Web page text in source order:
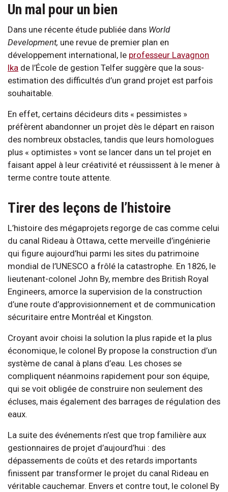
Un mal pour un bien
Dans une récente étude publiée dans World
Development, une revue de premier plan en
développement international, le professeur Lavagnon
Ika de l’École de gestion Telfer suggère que la sous-
estimation des difficultés d’un grand projet est parfois
souhaitable.
En effet, certains décideurs dits « pessimistes »
préfèrent abandonner un projet dès le départ en raison
des nombreux obstacles, tandis que leurs homologues
plus « optimistes » vont se lancer dans un tel projet en
faisant appel à leur créativité et réussissent à le mener à
terme contre toute attente.
Tirer des leçons de l’histoire
L’histoire des mégaprojets regorge de cas comme celui
du canal Rideau à Ottawa, cette merveille d’ingénierie
qui figure aujourd’hui parmi les sites du patrimoine
mondial de l’UNESCO a frôlé la catastrophe. En 1826, le
lieutenant-colonel John By, membre des British Royal
Engineers, amorce la supervision de la construction
d’une route d’approvisionnement et de communication
sécuritaire entre Montréal et Kingston.
Croyant avoir choisi la solution la plus rapide et la plus
économique, le colonel By propose la construction d’un
système de canal à plans d’eau. Les choses se
compliquent néanmoins rapidement pour son équipe,
qui se voit obligée de construire non seulement des
écluses, mais également des barrages de régulation des
eaux.
La suite des événements n’est que trop familière aux
gestionnaires de projet d’aujourd’hui : des
dépassements de coûts et des retards importants
finissent par transformer le projet du canal Rideau en
véritable cauchemar. Envers et contre tout, le colonel By